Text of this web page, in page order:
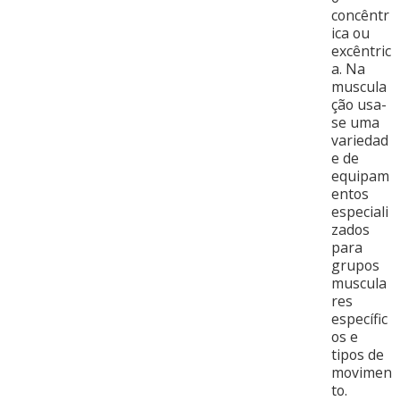
concêntr
ica ou
excêntric
a. Na
muscula
ção usa-
se uma
variedad
e de
equipam
entos
especiali
zados
para
grupos
muscula
res
específic
os e
tipos de
movimen
to.